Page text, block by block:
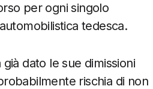
per ogni singolo
tedesca.
dato le sue dimissioni
rischia di non